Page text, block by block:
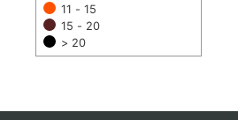
11 - 15
15 - 20
> 20